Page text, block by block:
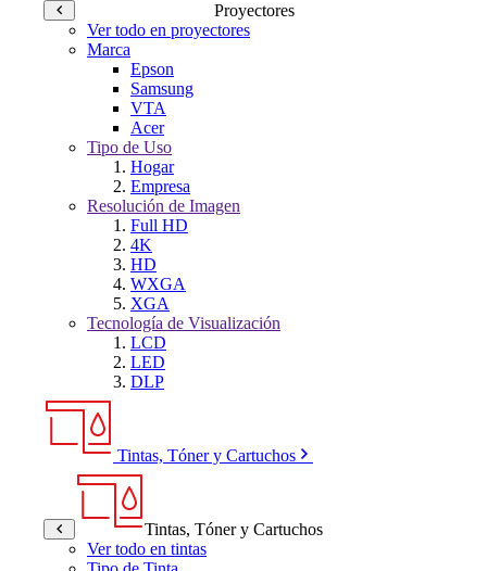
Proyectores
Ver todo en proyectores
Marca
Epson
Samsung
VTA
Acer
Tipo de Uso
Hogar
Empresa
Resolución de Imagen
Full HD
4K
HD
WXGA
XGA
Tecnología de Visualización
LCD
LED
DLP
Tintas, Tóner y Cartuchos
Tintas, Tóner y Cartuchos
Ver todo en tintas